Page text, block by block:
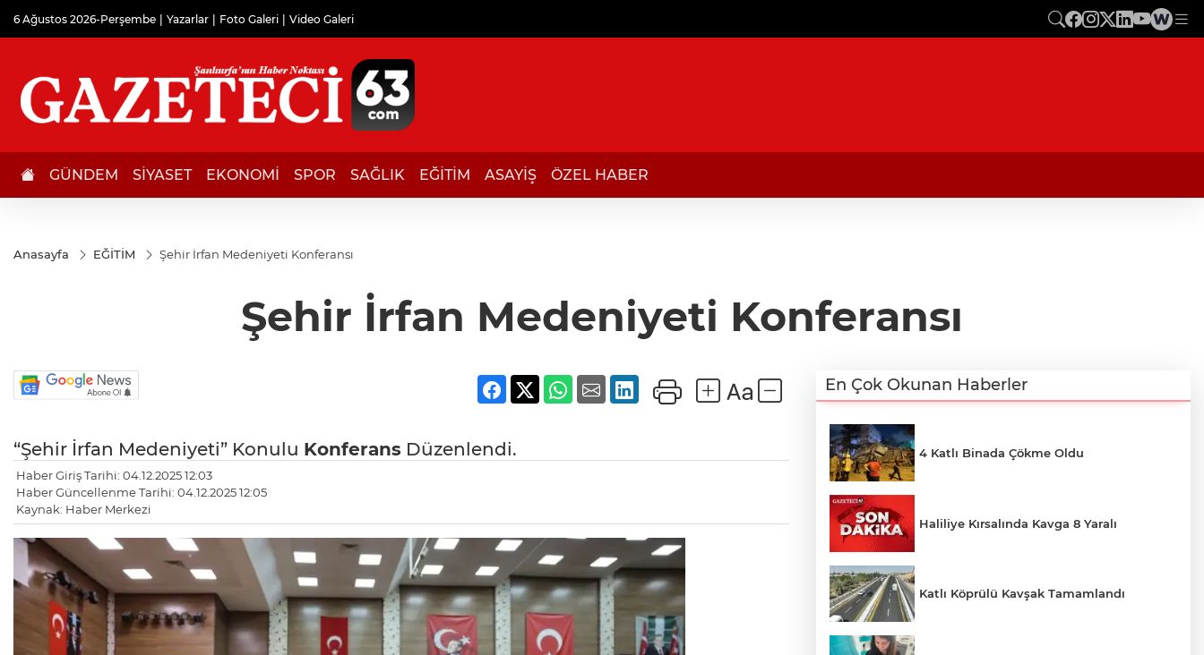
6 Ağustos 2026-Perşembe Yazarlar Foto Galeri Video Galeri
GÜNDEM SİYASET EKONOMİ SPOR SAĞLIK EĞİTİM ASAYİŞ ÖZEL HABER
Anasayfa EĞİTİM Şehir İrfan Medeniyeti Konferansı
Şehir İrfan Medeniyeti Konferansı
“Şehir İrfan Medeniyeti” Konulu Konferans Düzenlendi.
Haber Giriş Tarihi: 04.12.2025 12:03
Haber Güncellenme Tarihi: 04.12.2025 12:05
Kaynak: Haber Merkezi
En Çok Okunan Haberler
4 Katlı Binada Çökme Oldu
Haliliye Kırsalında Kavga 8 Yaralı
Katlı Köprülü Kavşak Tamamlandı